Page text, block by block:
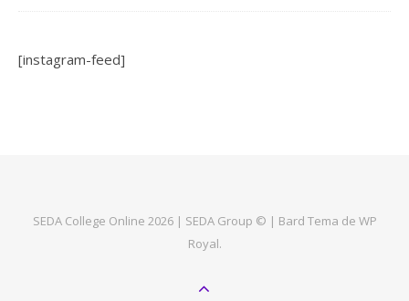
[instagram-feed]
SEDA College Online 2026 | SEDA Group © | Bard Tema de WP
Royal.